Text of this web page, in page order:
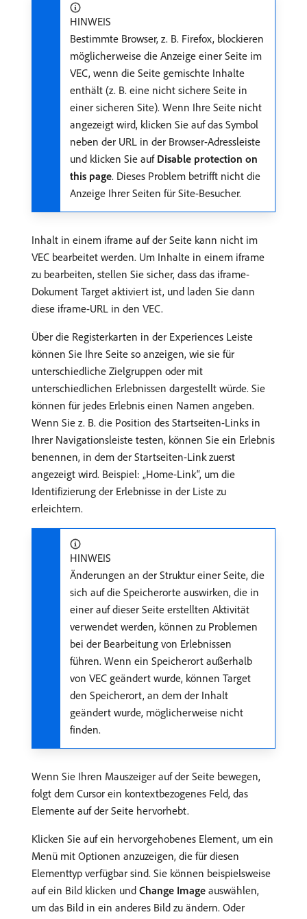
HINWEIS
Bestimmte Browser, z. B. Firefox, blockieren
möglicherweise die Anzeige einer Seite im
VEC, wenn die Seite gemischte Inhalte
enthält (z. B. eine nicht sichere Seite in
einer sicheren Site). Wenn Ihre Seite nicht
angezeigt wird, klicken Sie auf das Symbol
neben der URL in der Browser-Adressleiste
und klicken Sie auf Disable protection on
this page. Dieses Problem betrifft nicht die
Anzeige Ihrer Seiten für Site-Besucher.
Inhalt in einem iframe auf der Seite kann nicht im
VEC bearbeitet werden. Um Inhalte in einem iframe
zu bearbeiten, stellen Sie sicher, dass das iframe-
Dokument Target aktiviert ist, und laden Sie dann
diese iframe-URL in den VEC.
Über die Registerkarten in der Experiences Leiste
können Sie Ihre Seite so anzeigen, wie sie für
unterschiedliche Zielgruppen oder mit
unterschiedlichen Erlebnissen dargestellt würde. Sie
können für jedes Erlebnis einen Namen angeben.
Wenn Sie z. B. die Position des Startseiten-Links in
Ihrer Navigationsleiste testen, können Sie ein Erlebnis
benennen, in dem der Startseiten-Link zuerst
angezeigt wird. Beispiel: „Home-Link“, um die
Identifizierung der Erlebnisse in der Liste zu
erleichtern.
HINWEIS
Änderungen an der Struktur einer Seite, die
sich auf die Speicherorte auswirken, die in
einer auf dieser Seite erstellten Aktivität
verwendet werden, können zu Problemen
bei der Bearbeitung von Erlebnissen
führen. Wenn ein Speicherort außerhalb
von VEC geändert wurde, können Target
den Speicherort, an dem der Inhalt
geändert wurde, möglicherweise nicht
finden.
Wenn Sie Ihren Mauszeiger auf der Seite bewegen,
folgt dem Cursor ein kontextbezogenes Feld, das
Elemente auf der Seite hervorhebt.
Klicken Sie auf ein hervorgehobenes Element, um ein
Menü mit Optionen anzuzeigen, die für diesen
Elementtyp verfügbar sind. Sie können beispielsweise
auf ein Bild klicken und Change Image auswählen,
um das Bild in ein anderes Bild zu ändern. Oder